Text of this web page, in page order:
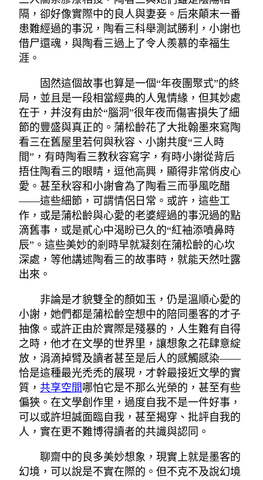
隔，卻好像實際中的良人與妻妾。后來顛末一番
患難經過的事況，陶看三科舉測試勝利，小謝也
借尸還魂，與陶看三過上了令人羨慕的幸福生
涯。
固然這個故事也算是一個“年夜團聚式”的終
局，並且是一段相當經典的人鬼情緣，但其妙處
在于，并沒有由於“腦洞”很年夜而傷害損失了細
節的豐盛與真正的。蒲松齡花了大批翰墨來寫陶
看三在舊屋里若何與秋容、小謝共度“三人時
間”，有時陶看三教秋容寫字，有時小謝從背后
捂住陶看三的眼睛，逗他高興，顯得非常俏皮心
愛。甚至秋容和小謝會為了陶看三而爭風吃醋
——這些細節，可謂情侶日常。或許，這些工
作，或是蒲松齡與心愛的老婆經過的事況過的點
滴舊事，或是貳心中渴盼已久的“紅袖添噴鼻時
辰”。這些美妙的剎時早就凝刻在蒲松齡的心坎
深處，等他講述陶看三的故事時，就能天然吐露
出來。
非論是才貌雙全的顏如玉，仍是溫順心愛的
小謝，她們都是蒲松齡空想中的陪同墨客的才子
抽像。或許正由於實際是殘暴的，人生難有自得
之時，他才在文學的世界里，讓想象之花肆意綻
放，涓滴掉臂及讀者甚至是后人的感觸感染——
恰是這種最光禿禿的展現，才幹最接近文學的實
質， 共享空間哪怕它是不那么光榮的，甚至有些
偏狹。在文學創作里，過度自我不是一件好事，
可以或許坦誠面臨自我，甚至揭穿、批評自我的
人，實在更不難博得讀者的共識與認同。
聊齋中的良多美妙想象，現實上就是墨客的
幻境，可以說是不實在際的。但不克不及說幻境